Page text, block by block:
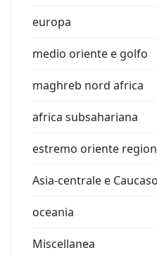
europa
medio oriente e golfo
maghreb nord africa
africa subsahariana
estremo oriente
Asia-centrale e Caucaso
oceania
Miscellanea